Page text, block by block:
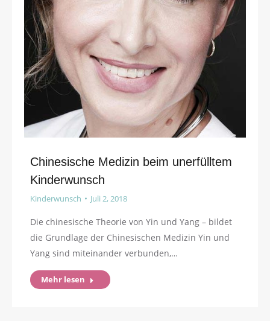
Chinesische Medizin beim unerfülltem
Kinderwunsch
Kinderwunsch Juli 2, 2018
Die chinesische Theorie von Yin und Yang – bildet
die Grundlage der Chinesischen Medizin Yin und
Yang sind miteinander verbunden,…
Mehr lesen